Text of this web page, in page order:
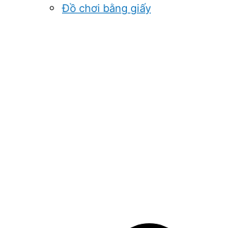
Đồ chơi bằng giấy